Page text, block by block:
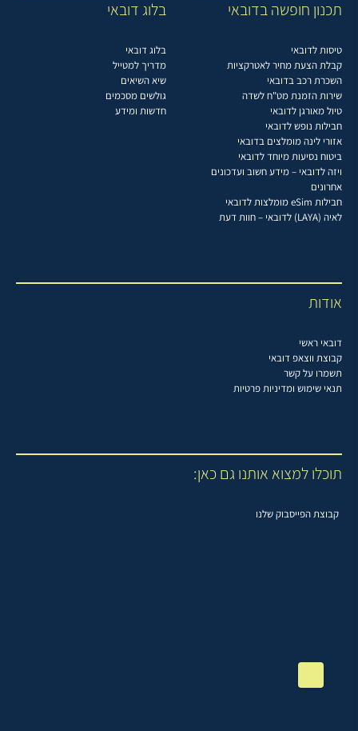
תכנון חופשה בדובאי
טיסות לדובאי
קבלת הצעת מחיר לאטרקציות
השכרת רכב בדובאי
שירות הזמנת מט"ח לשדה
טיול מאורגן לדובאי
חבילות נופש לדובאי
אזורי לינה מומלצים בדובאי
ביטוח נסיעות מיוחד לדובאי
ויזה לדובאי – מידע חשוב ועדכונים
אחרונים
חבילות eSim מומלצות לדובאי
לאיה (LAYA) לדובאי – חוות דעת
בלוג דובאי
בלוג דובאי
מדריך למטייל
שיא השיאים
גולשים מסכמים
חדשות ומידע
אודות
דובאי ראשי
קבוצת ווצאפ דובאי
תשמרו על קשר
תנאי שימוש ומדיניות פרטיות
תוכלו למצוא אותנו גם כאן:
קבוצת הפייסבוק שלנו